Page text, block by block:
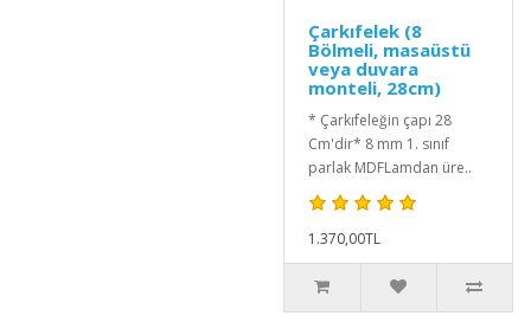
Çarkıfelek (8
Bölmeli, masaüstü
veya duvara
monteli, 28cm)
* Çarkıfeleğin çapı 28
Cm'dir* 8 mm 1. sınıf
parlak MDFLamdan üre..
1.370,00TL